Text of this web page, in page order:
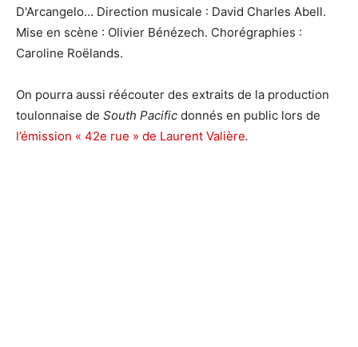
D'Arcangelo... Direction musicale : David Charles Abell.
Mise en scène : Olivier Bénézech. Chorégraphies :
Caroline Roëlands.
On pourra aussi réécouter des extraits de la production
toulonnaise de South Pacific donnés en public lors de
l’émission « 42e rue » de Laurent Valière.